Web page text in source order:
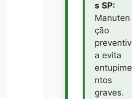
s SP:
Manuten
ção
preventiv
a evita
entupime
ntos
graves.